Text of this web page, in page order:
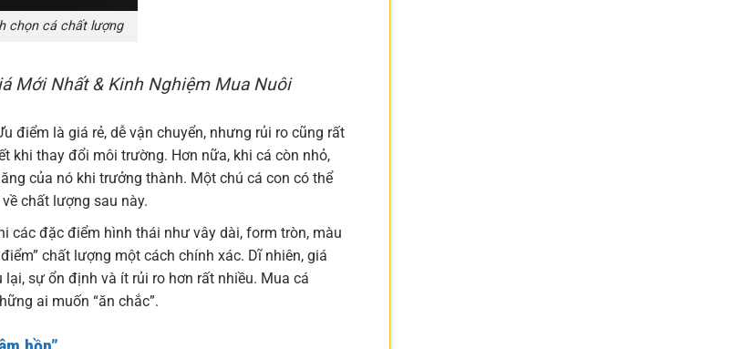
chọn cá chất lượng
Mới Nhất & Kinh Nghiệm Mua Nuôi
điểm là giá rẻ, dễ vận chuyển, nhưng rủi ro cũng rất
khi thay đổi môi trường. Hơn nữa, khi cá còn nhỏ,
của nó khi trưởng thành. Một chú cá con có thể
chất lượng sau này.
các đặc điểm hình thái như vây dài, form tròn, màu
chất lượng một cách chính xác. Dĩ nhiên, giá
sự ổn định và ít rủi ro hơn rất nhiều. Mua cá
ai muốn “ăn chắc”.